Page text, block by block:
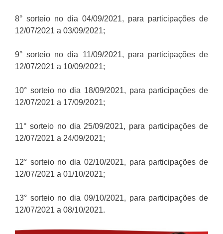
8° sorteio no dia 04/09/2021, para participações de
12/07/2021 a 03/09/2021;
9° sorteio no dia 11/09/2021, para participações de
12/07/2021 a 10/09/2021;
10° sorteio no dia 18/09/2021, para participações de
12/07/2021 a 17/09/2021;
11° sorteio no dia 25/09/2021, para participações de
12/07/2021 a 24/09/2021;
12° sorteio no dia 02/10/2021, para participações de
12/07/2021 a 01/10/2021;
13° sorteio no dia 09/10/2021, para participações de
12/07/2021 a 08/10/2021.